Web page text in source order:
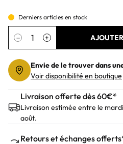
Derniers articles en stock
Quantité
− +
Envie de le trouver dans
Voir disponibilité en boutique
Livraison offerte dès 60€*
Livraison estimée entre le
août.
Retours et échanges